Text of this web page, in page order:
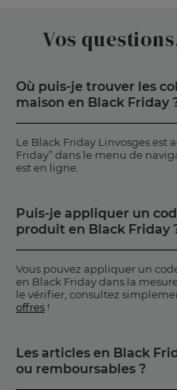
Vos
Où puis-je trouver les
maison en Black Friday
Le Black Friday Linvosges est
Friday” dans le menu de
est en ligne.
Puis-je appliquer un
produit en Black Friday
Vous pouvez appliquer un
en Black Friday dans la
le vérifier, consultez
offres !
Les articles en Black
ou remboursables ?